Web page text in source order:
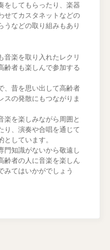
をしてもらったり、楽器
せてカスタネットなどの
うなどの取り組みもあり
音楽を取り入れたレクリ
齢者も楽しんで参加する
、昔を思い出して高齢者
スの発散にもつながりま
楽を楽しみながら周囲と
り、演奏や合唱を通じて
としています。
門知識がないから敬遠し
齢者の人に音楽を楽しん
みてはいかがでしょう